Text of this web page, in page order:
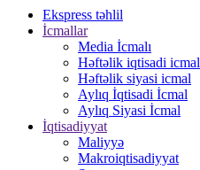
Ekspress təhlil
İcmallar
Media İcmalı
Həftəlik iqtisadi icmal
Həftəlik siyasi icmal
Aylıq İqtisadi İcmal
Aylıq Siyasi İcmal
İqtisadiyyat
Maliyyə
Makroiqtisadiyyat